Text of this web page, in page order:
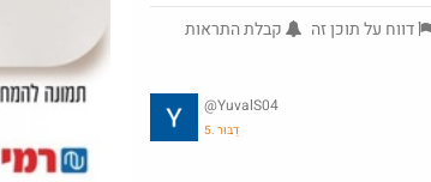
דווח על תוכן זה
קבלת התראות
@YuvalS04
5. דַבּוּר